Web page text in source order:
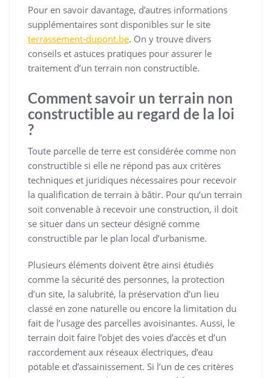
Pour en savoir davantage, d’autres informations
supplémentaires sont disponibles sur le site
terrassement-dupont.be. On y trouve divers
conseils et astuces pratiques pour assurer le
traitement d’un terrain non constructible.
Comment savoir un terrain non
constructible au regard de la loi
?
Toute parcelle de terre est considérée comme non
constructible si elle ne répond pas aux critères
techniques et juridiques nécessaires pour recevoir
la qualification de terrain à bâtir. Pour qu’un terrain
soit convenable à recevoir une construction, il doit
se situer dans un secteur désigné comme
constructible par le plan local d’urbanisme.
Plusieurs éléments doivent être ainsi étudiés
comme la sécurité des personnes, la protection
d’un site, la salubrité, la préservation d’un lieu
classé en zone naturelle ou encore la limitation du
fait de l’usage des parcelles avoisinantes. Aussi, le
terrain doit faire l’objet des voies d’accès et d’un
raccordement aux réseaux électriques, d’eau
potable et d’assainissement. Si l’un de ces critères